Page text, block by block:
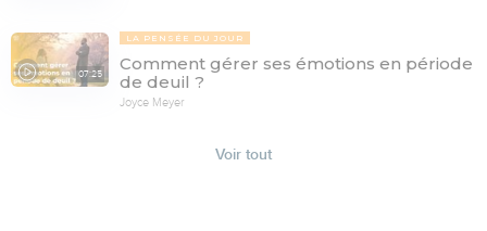
07:25
LA PENSÉE DU JOUR
Comment gérer ses émotions en période
de deuil ?
Joyce Meyer
Voir tout